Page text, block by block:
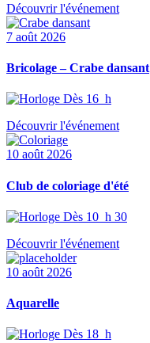
Découvrir l'événement
7 août 2026
Bricolage – Crabe dansant
Dès 16 h
Découvrir l'événement
10 août 2026
Club de coloriage d'été
Dès 10 h 30
Découvrir l'événement
10 août 2026
Aquarelle
Dès 18 h